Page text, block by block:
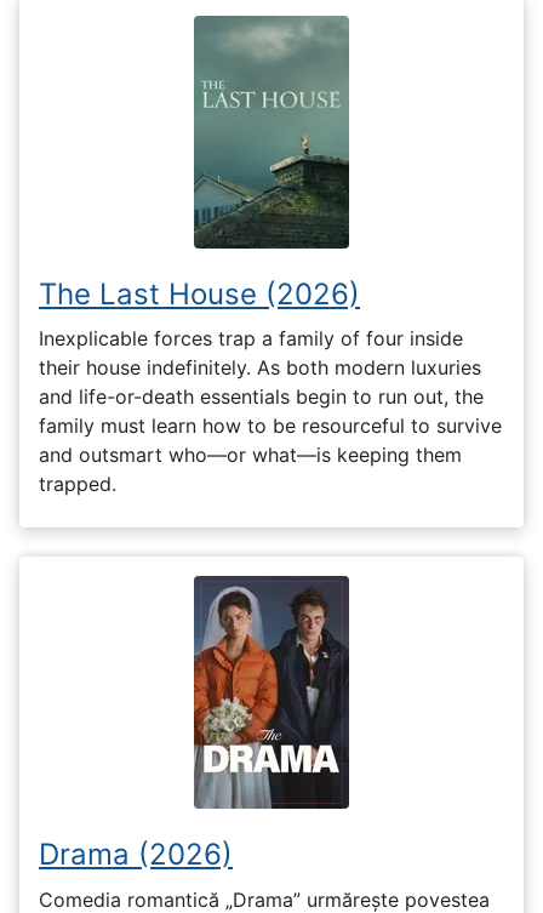
The Last House (2026)
Inexplicable forces trap a family of four inside
their house indefinitely. As both modern luxuries
and life-or-death essentials begin to run out, the
family must learn how to be resourceful to survive
and outsmart who—or what—is keeping them
trapped.
Drama (2026)
Comedia romantică „Drama” urmărește povestea